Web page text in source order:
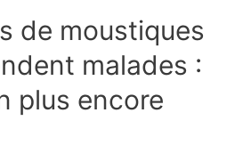
de moustiques
malades :
plus encore